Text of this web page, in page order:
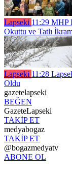
Lapseki 11:29 MHP
Okuttu ve Tatlı
Lapseki 11:28
Oldu
gazetelapseki
BEĞEN
GazeteLapseki
TAKİP ET
medyabogaz
TAKİP ET
@bogazmedyatv
ABONE OL